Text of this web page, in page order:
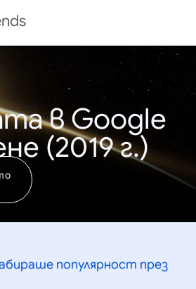
в Google
(2019 г.)
популярност през